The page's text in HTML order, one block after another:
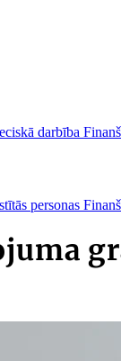
darbība
personas